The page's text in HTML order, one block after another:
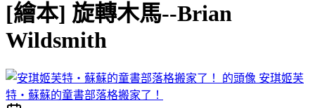
[繪本] 旋轉木馬--Brian
Wildsmith
安琪姬芙
特‧蘇蘇的童書部落格搬家了！